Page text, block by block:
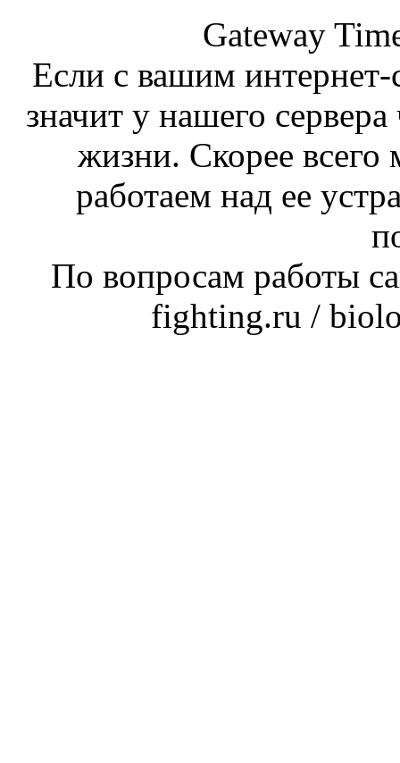
Gateway
Если с вашим интернет-
значит у нашего
жизни. Скорее
работаем над ее
По вопросам работы
fighting.ru /